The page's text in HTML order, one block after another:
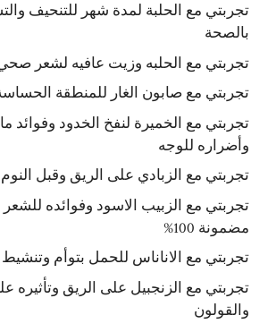
تجربتي مع الحلبة لمدة شهر للتنحيف
بالصحة
تجربتي مع الحلبه وزيت عافيه لشعر
تجربتي مع صابون الغار للمنطقة
تجربتي مع الخميرة لنفخ الخدود وفوائد
وأضراره للوجه
تجربتي مع الزبادي على الريق وقبل النوم
تجربتي مع الزبيب الاسود وفوائده للشعر
مضمونة 100%
تجربتي مع الاناناس للحمل بتوأم
تجربتي مع الزنجبيل على الريق وتأثيره
والقولون